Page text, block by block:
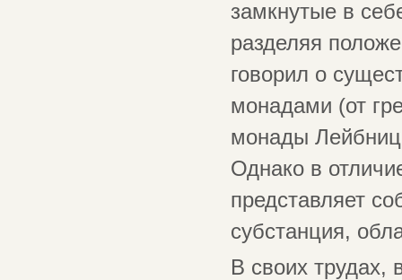
замкнутые в
разделяя
говорил о
монадами (от
монады
Однако в
представляет
субстанция,
В своих трудах,